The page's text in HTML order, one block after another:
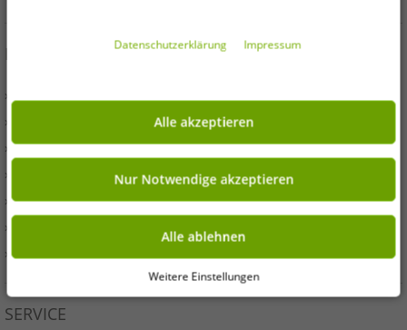
INFORMATIONEN
» Unternehmen
» Ihre Vorteile
» Originalware und Auszeichnungen Outlet46
» Presse
» AGB
» Datenschutz
» Impressum-o46
SERVICE
Daten­schutz­erklärung Impressum
Alle akzeptieren
Nur Notwendige akzeptieren
Alle ablehnen
Weitere Einstellungen